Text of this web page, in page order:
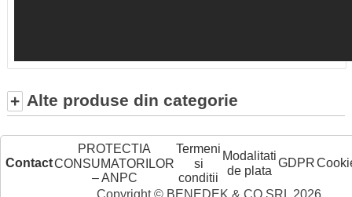
+ Alte produse din categorie
Contact
PROTECTIA
CONSUMATORILOR
– ANPC
Termeni
si
conditii
Modalitati
de plata
GDPR
Copyright © BENEDEK & CO SRL 2026